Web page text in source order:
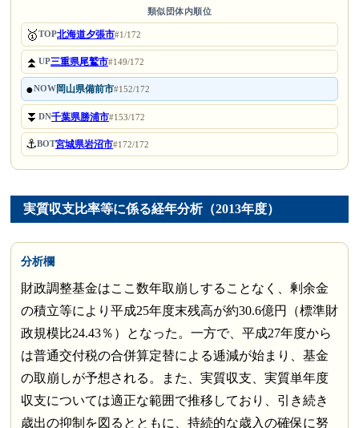
類似団体内順位
🥇TOP北海道夕張市#1/172
⏫UP三重県尾鷲市#149/172
●NOW 岡山県備前市#152/172
⏬DN千葉県勝浦市#153/172
⚓BOT宮城県岩沼市#172/172
実質収支比率等に係る経年分析（2013年度）
分析欄
財政調整基金はここ数年取崩しすることなく、剰余金
の積立等により平成25年度末残高が約30.6億円（標準財
政規模比24.43％）となった。一方で、平成27年度から
は普通交付税の合併算定替による逓減が始まり、基金
の取崩しが予想される。また、実質収支、実質単年度
収支については適正な範囲で推移しており、引き続き
歳出の抑制を図るとともに、持続的な歳入の確保に努